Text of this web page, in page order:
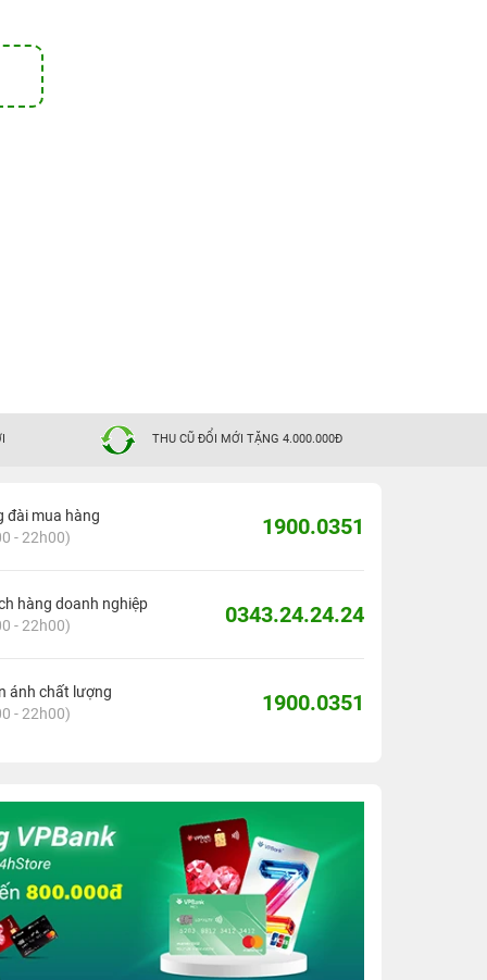
THU CŨ ĐỔI MỚI TẶNG 4.000.000Đ
đài mua hàng
- 22h00)
1900.0351
hàng doanh nghiệp
- 22h00)
0343.24.24.24
ánh chất lượng
- 22h00)
1900.0351